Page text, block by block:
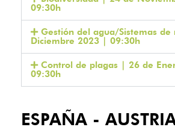
09:30h
Gestión del agua/Sistemas
Diciembre 2023 | 09:30h
Control de plagas | 26 de
09:30h
ESPAÑA -